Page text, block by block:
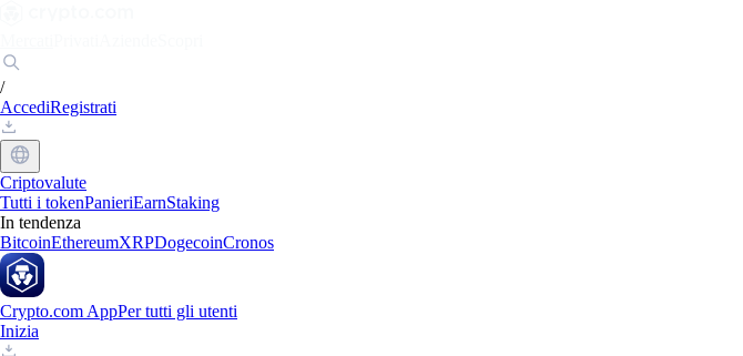
/
AccediRegistrati
Criptovalute
Tutti i tokenPanieriEarnStaking
In tendenza
BitcoinEthereumXRPDogecoinCronos
Crypto.com AppPer tutti gli utenti
Inizia